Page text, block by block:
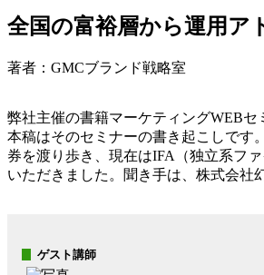
全国の富裕層から運用ア
著者：GMCブランド戦略室
弊社主催の書籍マーケティングWEBセ
本稿はそのセミナーの書き起こしです
券を渡り歩き、現在はIFA（独立系フ
いただきました。聞き手は、株式会社
ゲスト講師